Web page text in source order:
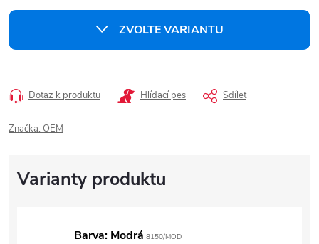
cena:
ZVOLTE VARIANTU
Dotaz k produktu Hlídací pes Sdílet
Značka: OEM
Barva: Modrá 8150/MOD